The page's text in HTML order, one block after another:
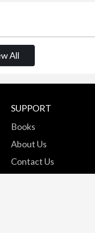
All
SUPPORT
Books
About Us
Contact Us